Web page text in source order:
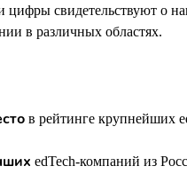
цифры свидетельствуют о
в различных областях.
в рейтинге крупнейших
edTech-компаний из